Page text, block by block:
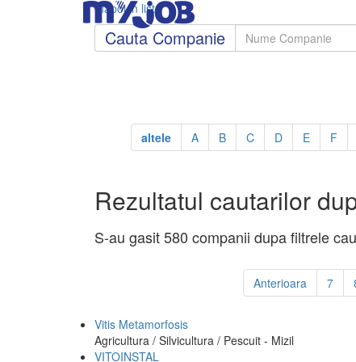
Inapoi in lista
Cauta Companie
altele A B C D E F
Rezultatul cautarilor
S-au gasit 580 companii dupa filtrele
Anterioara 7
Vitis Metamorfosis
Agricultura / Silvicultura / Pescuit - Mizil
VITOINSTAL